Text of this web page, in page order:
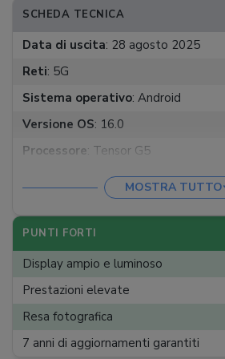
SCHEDA TECNICA
Data di uscita: 28 agosto 2025
Reti: 5G
Sistema operativo: Android
Versione OS: 16.0
Processore: Tensor G5
Frequenza processore:3,4 GHz
Memoria:256 GB
Memoria espandibile
Tecnologia schermo
Dimensioni schermo
Risoluzione schermo : QHD+
MOSTRA TUTTO
PUNTI FORTI
Display ampio e luminoso
Prestazioni elevate
Resa fotografica
7 anni di aggiornamenti garantiti